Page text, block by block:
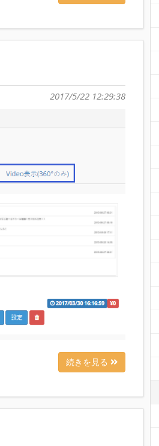
2017/5/22 12:29:38
続きを見る